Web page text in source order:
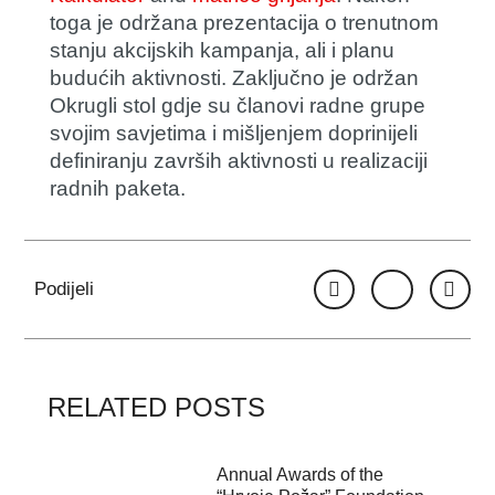
toga je održana prezentacija o trenutnom
stanju akcijskih kampanja, ali i planu
budućih aktivnosti. Zaključno je održan
Okrugli stol gdje su članovi radne grupe
svojim savjetima i mišljenjem doprinijeli
definiranju završih aktivnosti u realizaciji
radnih paketa.
Podijeli
RELATED POSTS
Annual Awards of the